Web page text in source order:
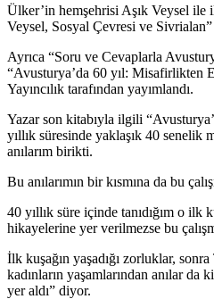
Ülker’in hemşehrisi Aşık Veysel
Veysel, Sosyal Çevresi ve Sivrialan”
Ayrıca “Soru ve Cevaplarla
“Avusturya’da 60 yıl: Misafirlikten
Yayıncılık tarafından yayımlandı.
Yazar son kitabıyla ilgili
yıllık süresinde yaklaşık 40 senelik
anılarım birikti.
Bu anılarımın bir kısmına da bu
40 yıllık süre içinde tanıdığım o ilk
hikayelerine yer verilmezse bu
İlk kuşağın yaşadığı zorluklar,
kadınların yaşamlarından anılar da
yer aldı” diyor.